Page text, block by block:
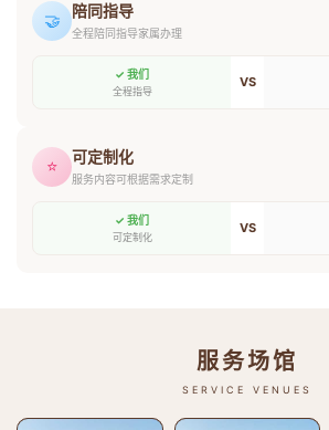
🤝 陪同指导
全程陪同指导家属办理
✓ 我们
全程指导
VS
⭐ 可定制化
服务内容可根据需求定制
✓ 我们
可定制化
VS
服务场馆
SERVICE VENUES